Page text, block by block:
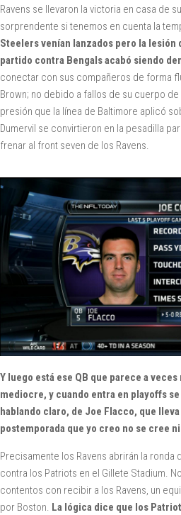
Ravens se llevaron la victoria en casa de
sorprendente si tenemos en cuenta la
Steelers venían lanzados pero la lesión
partido contra Bengals acabó siendo
conectar con sus compañeros de forma
Brown; no debido a fallos de su cuerpo
presión que la línea de Baltimore aplicó
Dumervil se convirtieron en la pesadilla
frenar al front seven de los Ravens.
Y luego está ese QB que parece a
mediocre, y cuando entra en playoffs
hablando claro, de Joe Flacco, que
postemporada que yo creo no se cree
Precisamente los Ravens abrirán la ronda
contra los Patriots en el Gillete Stadium.
contentos con recibir a los Ravens, un
por Boston. La lógica dice que los